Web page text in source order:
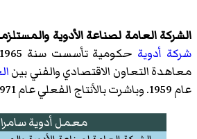
الشركة العامة لصناعة الأدوية
شركة أدوية حكومية تأسست سنة 1965 في
معاهدة التعاون الاقتصادي والفني بين
عام 1959. وباشرت بالأنتاج الفعلي عام 1971 .
معمل أدوية